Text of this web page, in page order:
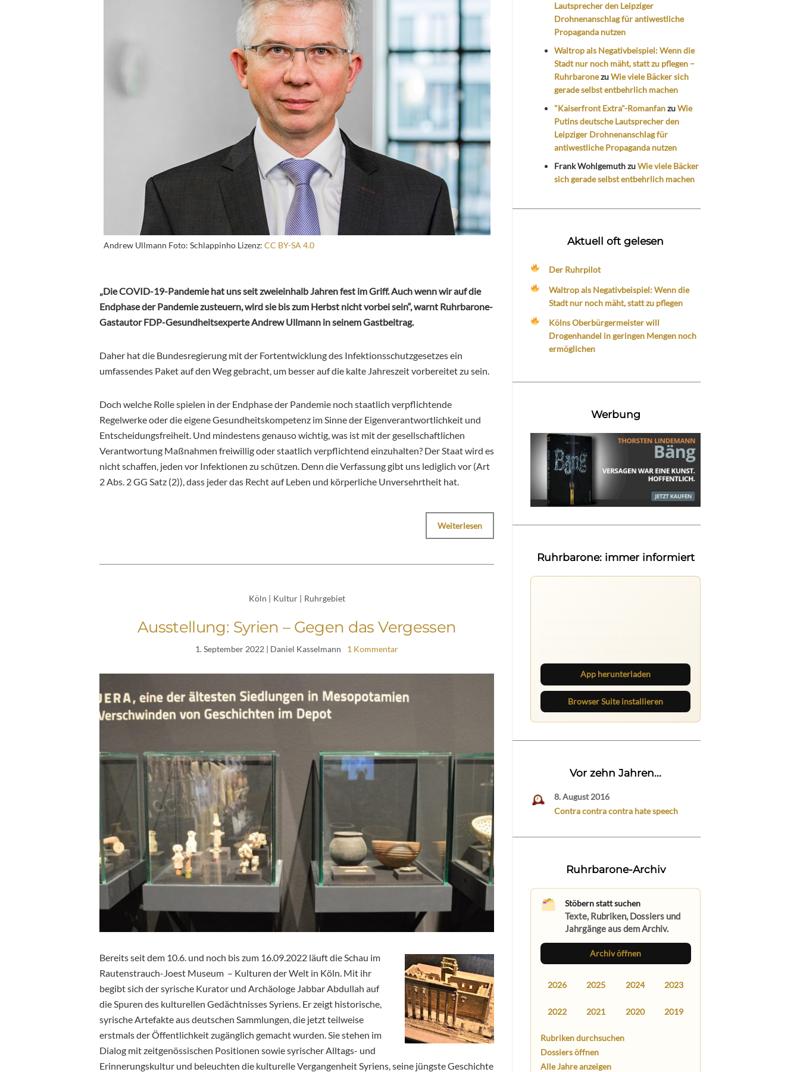
Andrew Ullmann Foto: Schlappinho Lizenz: CC BY-SA 4.0
„Die COVID-19-Pandemie hat uns seit zweieinhalb Jahren fest im Griff. Auch wenn wir auf die
Endphase der Pandemie zusteuern, wird sie bis zum Herbst nicht vorbei sein“, warnt Ruhrbarone-
Gastautor FDP-Gesundheitsexperte Andrew Ullmann in seinem Gastbeitrag.
Daher hat die Bundesregierung mit der Fortentwicklung des Infektionsschutzgesetzes ein
umfassendes Paket auf den Weg gebracht, um besser auf die kalte Jahreszeit vorbereitet zu sein.
Doch welche Rolle spielen in der Endphase der Pandemie noch staatlich verpflichtende
Regelwerke oder die eigene Gesundheitskompetenz im Sinne der Eigenverantwortlichkeit und
Entscheidungsfreiheit. Und mindestens genauso wichtig, was ist mit der gesellschaftlichen
Verantwortung Maßnahmen freiwillig oder staatlich verpflichtend einzuhalten? Der Staat wird es
nicht schaffen, jeden vor Infektionen zu schützen. Denn die Verfassung gibt uns lediglich vor (Art
2 Abs. 2 GG Satz (2)), dass jeder das Recht auf Leben und körperliche Unversehrtheit hat.
Weiterlesen
Köln | Kultur | Ruhrgebiet
Ausstellung: Syrien – Gegen das Vergessen
1. September 2022 | Daniel Kasselmann 1 Kommentar
Bereits seit dem 10.6. und noch bis zum 16.09.2022 läuft die Schau im
Rautenstrauch-Joest Museum – Kulturen der Welt in Köln. Mit ihr
begibt sich der syrische Kurator und Archäologe Jabbar Abdullah auf
die Spuren des kulturellen Gedächtnisses Syriens. Er zeigt historische,
syrische Artefakte aus deutschen Sammlungen, die jetzt teilweise
erstmals der Öffentlichkeit zugänglich gemacht wurden. Sie stehen im
Dialog mit zeitgenössischen Positionen sowie syrischer Alltags- und
Erinnerungskultur und beleuchten die kulturelle Vergangenheit Syriens, seine jüngste Geschichte
Lautsprecher den Leipziger
Drohnenanschlag für antiwestliche
Propaganda nutzen
Waltrop als Negativbeispiel: Wenn die
Stadt nur noch mäht, statt zu pflegen –
RuhrbaronezuWie viele Bäcker sich
gerade selbst entbehrlich machen
"Kaiserfront Extra"-RomanfanzuWie
Putins deutsche Lautsprecher den
Leipziger Drohnenanschlag für
antiwestliche Propaganda nutzen
Frank WohlgemuthzuWie viele Bäcker
sich gerade selbst entbehrlich machen
Aktuell oft gelesen
Der Ruhrpilot
Waltrop als Negativbeispiel: Wenn die
Stadt nur noch mäht, statt zu pflegen
Kölns Oberbürgermeister will
Drogenhandel in geringen Mengen noch
ermöglichen
Werbung
Ruhrbarone: immer informiert
App herunterladen
Browser Suite installieren
Vor zehn Jahren...
8. August 2016
Contra contra contra hate speech
Ruhrbarone-Archiv
Stöbern statt suchen
Texte, Rubriken, Dossiers und
Jahrgänge aus dem Archiv.
Archiv öffnen
2026 2025 2024 2023
2022 2021 2020 2019
Rubriken durchsuchen
Dossiers öffnen
Alle Jahre anzeigen